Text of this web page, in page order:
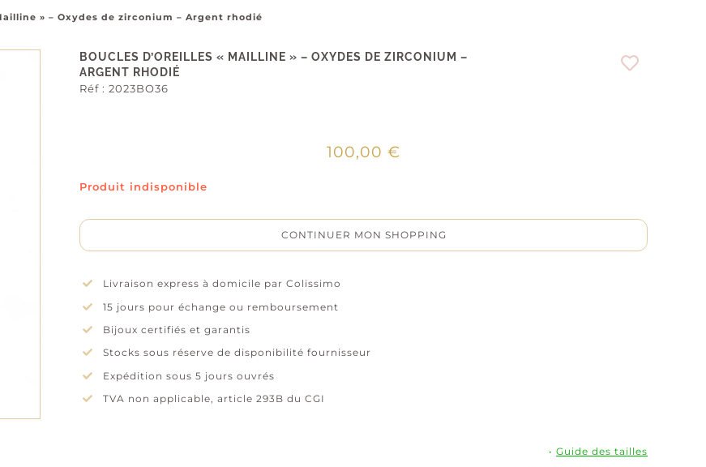
» – Oxydes de zirconium – Argent rhodié
BOUCLES D’OREILLES « MAILLINE » – OXYDES DE ZIRCONIUM –
ARGENT RHODIÉ
Réf :2023BO36
100,00€
Produit indisponible
CONTINUER MON SHOPPING
Livraison express à domicile par Colissimo
15 jours pour échange ou remboursement
Bijoux certifiés et garantis
Stocks sous réserve de disponibilité fournisseur
Expédition sous 5 jours ouvrés
TVA non applicable, article 293B du CGI
•Guide des tailles